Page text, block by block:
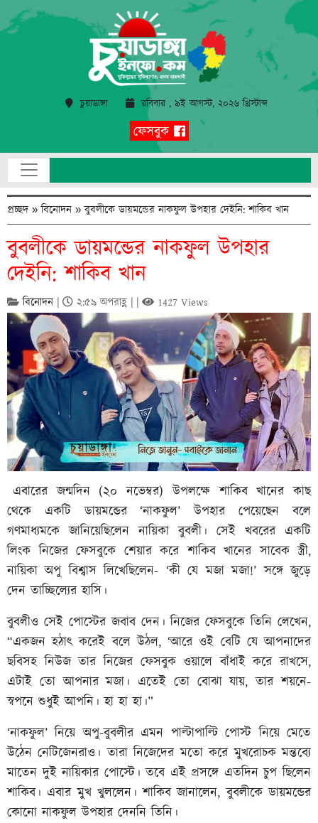
চুয়াডাঙ্গা রবিবার , ৯ই আগস্ট, ২০২৬ খ্রিস্টাব্দ
ফেসবুক
প্রচ্ছদ »বিনোদন »বুবলীকে ডায়মন্ডের নাকফুল উপহার দেইনি: শাকিব খান
বুবলীকে ডায়মন্ডের নাকফুল উপহার
দেইনি: শাকিব খান
বিনোদন | ২:৫৯ অপরাহ্ণ | | 1427 Views
এবারের জন্মদিন (২০ নভেম্বর) উপলক্ষে শাকিব খানের কাছ
থেকে একটি ডায়মন্ডের ‘নাকফুল’ উপহার পেয়েছেন বলে
গণমাধ্যমকে জানিয়েছিলেন নায়িকা বুবলী। সেই খবরের একটি
লিংক নিজের ফেসবুকে শেয়ার করে শাকিব খানের সাবেক স্ত্রী,
নায়িকা অপু বিশ্বাস লিখেছিলেন- ‘কী যে মজা মজা!’ সঙ্গে জুড়ে
দেন তাচ্ছিল্যের হাসি।
বুবলীও সেই পোস্টের জবাব দেন। নিজের ফেসবুকে তিনি লেখেন,
“একজন হঠাৎ করেই বলে উঠল, ‘আরে ওই বেটি যে আপনাদের
ছবিসহ নিউজ তার নিজের ফেসবুক ওয়ালে বাঁধাই করে রাখসে,
এটাই তো আপনার মজা। এতেই তো বোঝা যায়, তার শয়নে-
স্বপনে শুধুই আপনি। হা হা হা।”
‘নাকফুল’ নিয়ে অপু-বুবলীর এমন পাল্টাপাল্টি পোস্ট নিয়ে মেতে
উঠেন নেটিজেনরাও। তারা নিজেদের মতো করে মুখরোচক মন্তব্যে
মাতেন দুই নায়িকার পোস্টে। তবে এই প্রসঙ্গে এতদিন চুপ ছিলেন
শাকিব। এবার মুখ খুললেন। শাকিব জানালেন, বুবলীকে ডায়মন্ডের
কোনো নাকফুল উপহার দেননি তিনি।